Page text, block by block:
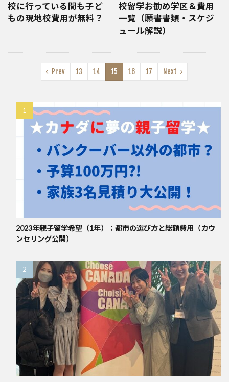
校に行っている間も子ど
もの現地校費用が無料？
校留学お勧め学区＆費用
一覧（願書書類・スケジ
ュール解説）
Prev 13 14 15 16 17 Next
2023年親子留学希望（1年）：都市の選び方と総額費用（カウ
ンセリング公開）